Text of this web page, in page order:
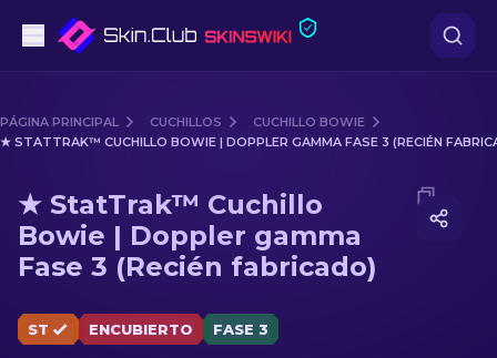
Gama media
Fusiles
Fusiles de Francotirador
Cuchillos
PÁGINA PRINCIPAL CUCHILLOS
CUCHILLO BOWIE
★ STATTRAK™ CUCHILLO BOWIE | DOPPLER GAMMA FASE 3 (RECIÉN
Media of ★ StatTrak™ Cuchillo Bowie | Doppler
★ StatTrak™ Cuchillo
Bowie | Doppler gamma
Fase 3 (Recién fabricado)
ST ENCUBIERTO FASE 3